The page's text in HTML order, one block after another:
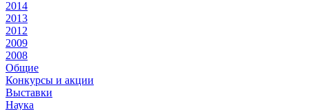
2014
2013
2012
2009
2008
Общие
Конкурсы и акции
Выставки
Наука